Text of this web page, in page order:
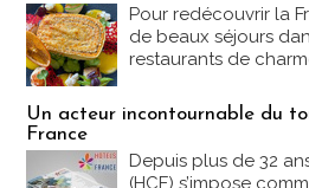
Pour redécouvrir la
de beaux séjours
restaurants de
Un acteur incontournable du
France
Depuis plus de 32
(HCF) s’impose